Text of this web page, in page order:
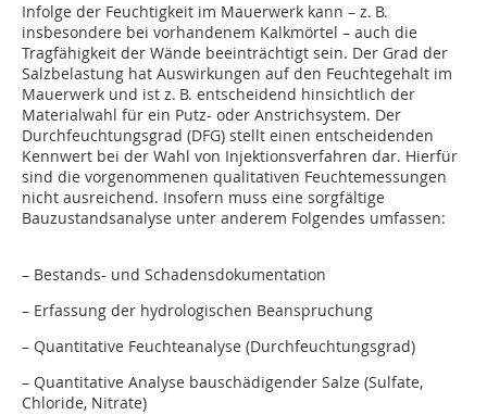
Infolge der Feuchtigkeit im Mauerwerk kann – z. B.
insbesondere bei vorhandenem Kalkmörtel – auch die
Tragfähigkeit der Wände beeinträchtigt sein. Der Grad der
Salzbelastung hat Auswirkungen auf den Feuchtegehalt im
Mauerwerk und ist z. B. entscheidend hinsichtlich der
Materialwahl für ein Putz- oder Anstrichsystem. Der
Durchfeuchtungsgrad (DFG) stellt einen entscheidenden
Kennwert bei der Wahl von Injektionsverfahren dar. Hierfür
sind die vorgenommenen qualitativen Feuchtemessungen
nicht ausreichend. Insofern muss eine sorgfältige
Bauzustands­analyse unter anderem Folgendes umfassen:
– Bestands- und Schadensdokumentation
– Erfassung der hydrologischen Beanspruchung
– Quantitative Feuchteanalyse (Durchfeuchtungsgrad)
– Quantitative Analyse bauschädigender Salze (Sulfate,
Chloride, Nitrate)